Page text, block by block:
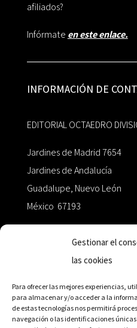
Gestionar el
las cookies
Para ofrecer las mejores experiencias,
para almacenar y/o acceder a la
de estas tecnologías nos permitirá
navegación o las identificaciones
afiliados?
Infórmate en este enlace.
INFORMACIÓN DE
EDITORIAL OCTAEDRO
Jardines de Madrid 7654
Jardines de Andalucía
Guadalupe, Nuevo León
México 67193
+52 811.499.5638
RED DE DISTRIBUCIÓN